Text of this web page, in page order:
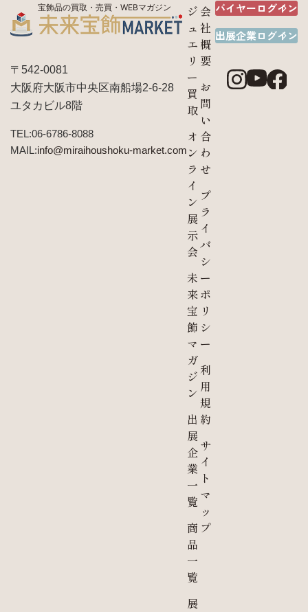
宝飾品の買取・売買・WEBマガジン
〒542-0081
大阪府大阪市中央区南船場2-6-28
ユタカビル8階
TEL:06-6786-8088
MAIL:info@miraihoushoku-market.com
ジ
ュ
エ
リ
ー
買
取
オ
ン
ラ
イ
ン
展
示
会
未
来
宝
飾
マ
ガ
ジ
ン
出
展
企
業
一
覧
商
品
一
覧
展
会
社
概
要
お
問
い
合
わ
せ
プ
ラ
イ
バ
シ
ー
ポ
リ
シ
ー
利
用
規
約
サ
イ
ト
マ
ッ
プ
バイヤーログイン
出展企業ログイン